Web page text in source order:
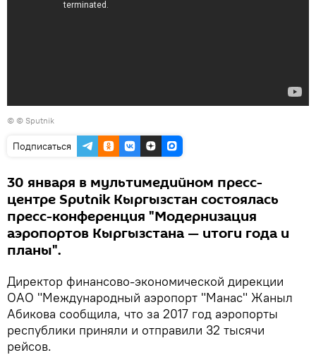
© © Sputnik
Подписаться
30 января в мультимедийном пресс-
центре Sputnik Кыргызстан состоялась
пресс-конференция "Модернизация
аэропортов Кыргызстана — итоги года и
планы".
Директор финансово-экономической дирекции
ОАО "Международный аэропорт "Манас" Жаныл
Абикова сообщила, что за 2017 год аэропорты
республики приняли и отправили 32 тысячи
рейсов.